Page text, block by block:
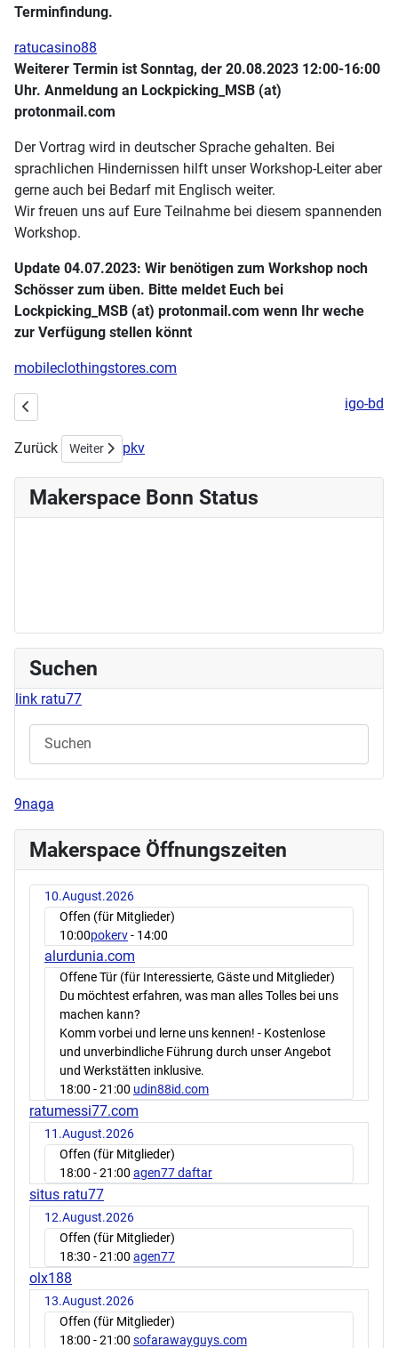
Terminfindung.
ratucasino88
Weiterer Termin ist Sonntag, der 20.08.2023 12:00-16:00
Uhr. Anmeldung an Lockpicking_MSB (at)
protonmail.com
Der Vortrag wird in deutscher Sprache gehalten. Bei
sprachlichen Hindernissen hilft unser Workshop-Leiter aber
gerne auch bei Bedarf mit Englisch weiter.
Wir freuen uns auf Eure Teilnahme bei diesem spannenden
Workshop.
Update 04.07.2023: Wir benötigen zum Workshop noch
Schösser zum üben. Bitte meldet Euch bei
Lockpicking_MSB (at) protonmail.com wenn Ihr weche
zur Verfügung stellen könnt
mobileclothingstores.com
Vorheriger Beitrag: Demystifizierung Technik igo-bd
Zurück Nächster Beitrag: Workshop Siebdruck am 17.05.2023 um
Weiter pkv
Makerspace Bonn Status
Suchen
link ratu77
9naga
Makerspace Öffnungszeiten
10.August.2026
Offen (für Mitglieder)
10:00pokerv- 14:00
alurdunia.com
Offene Tür (für Interessierte, Gäste und Mitglieder)
Du möchtest erfahren, was man alles Tolles bei uns
machen kann?
Komm vorbei und lerne uns kennen! - Kostenlose
und unverbindliche Führung durch unser Angebot
und Werkstätten inklusive.
18:00 - 21:00 udin88id.com
ratumessi77.com
11.August.2026
Offen (für Mitglieder)
18:00 - 21:00 agen77 daftar
situs ratu77
12.August.2026
Offen (für Mitglieder)
18:30 - 21:00 agen77
olx188
13.August.2026
Offen (für Mitglieder)
18:00 - 21:00 sofarawayguys.com